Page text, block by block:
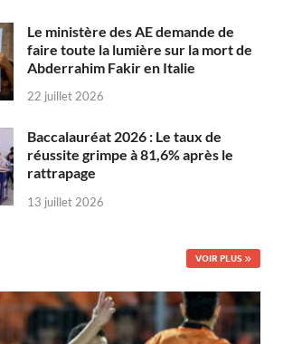
Le ministère des AE demande de
faire toute la lumière sur la mort de
Abderrahim Fakir en Italie
22 juillet 2026
Baccalauréat 2026 : Le taux de
réussite grimpe à 81,6% après le
rattrapage
13 juillet 2026
VOIR PLUS